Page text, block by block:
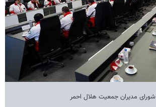
شورای مدیران جمعیت هلال احمر